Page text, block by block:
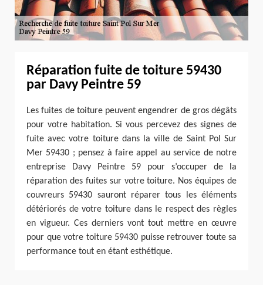
Réparation fuite de toiture 59430
par Davy Peintre 59
Les fuites de toiture peuvent engendrer de gros dégâts
pour votre habitation. Si vous percevez des signes de
fuite avec votre toiture dans la ville de Saint Pol Sur
Mer 59430 ; pensez à faire appel au service de notre
entreprise Davy Peintre 59 pour s’occuper de la
réparation des fuites sur votre toiture. Nos équipes de
couvreurs 59430 sauront réparer tous les éléments
détériorés de votre toiture dans le respect des règles
en vigueur. Ces derniers vont tout mettre en œuvre
pour que votre toiture 59430 puisse retrouver toute sa
performance tout en étant esthétique.